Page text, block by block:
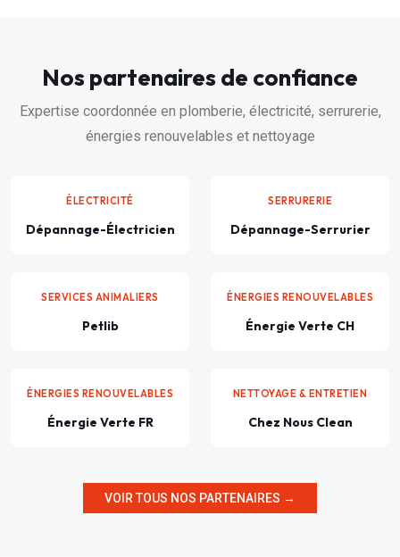
Nos partenaires de confiance
Expertise coordonnée en plomberie, électricité, serrurerie,
énergies renouvelables et nettoyage
ÉLECTRICITÉ
Dépannage-Électricien
SERRURERIE
Dépannage-Serrurier
SERVICES ANIMALIERS
Petlib
ÉNERGIES RENOUVELABLES
Énergie Verte CH
ÉNERGIES RENOUVELABLES
Énergie Verte FR
NETTOYAGE & ENTRETIEN
Chez Nous Clean
VOIR TOUS NOS PARTENAIRES →